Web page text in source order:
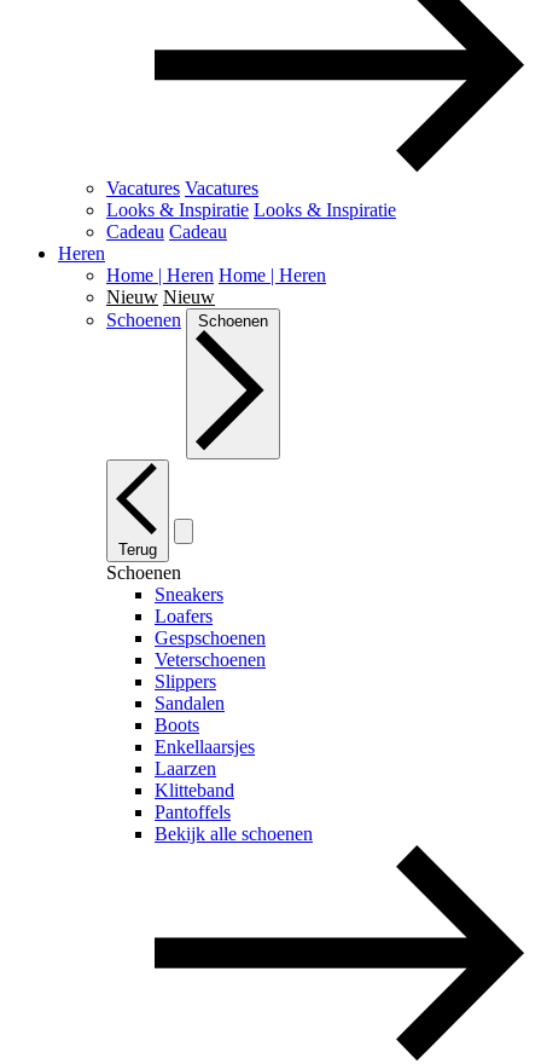
Vacatures Vacatures
Looks & Inspiratie Looks & Inspiratie
Cadeau Cadeau
Heren
Home | Heren Home | Heren
Nieuw Nieuw
Schoenen
Schoenen
Terug
Schoenen
Sneakers
Loafers
Gespschoenen
Veterschoenen
Slippers
Sandalen
Boots
Enkellaarsjes
Laarzen
Klitteband
Pantoffels
Bekijk alle schoenen